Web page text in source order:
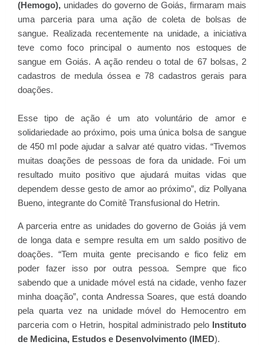
(Hemogo), unidades do governo de Goiás, firmaram mais
uma parceria para uma ação de coleta de bolsas de
sangue.
Realizada recentemente na unidade, a iniciativa
teve como foco principal o aumento nos estoques de
sangue em Goiás. A ação rendeu o total de 67 bolsas, 2
cadastros de medula óssea e 78 cadastros gerais para
doações.
Esse tipo de ação é um ato voluntário de amor e
solidariedade ao próximo, pois uma única bolsa de sangue
de 450 ml pode ajudar a salvar até quatro vidas. “Tivemos
muitas doações de pessoas de fora da unidade. Foi um
resultado muito positivo que ajudará muitas vidas que
dependem desse gesto de amor ao próximo”, diz Pollyana
Bueno, integrante do Comitê Transfusional do Hetrin.
A parceria entre as unidades do governo de Goiás já vem
de longa data e sempre resulta em um saldo positivo de
doações. “Tem muita gente precisando e fico feliz em
poder fazer isso por outra pessoa. Sempre que fico
sabendo que a unidade móvel está na cidade, venho fazer
minha doação”, conta Andressa Soares, que está doando
pela quarta vez na unidade móvel do Hemocentro em
parceria com o Hetrin, hospital administrado pelo
Instituto
de Medicina, Estudos e Desenvolvimento (IMED).